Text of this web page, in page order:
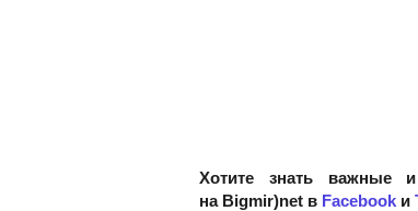
Хотите знать важные
на Bigmir)net в Facebook и